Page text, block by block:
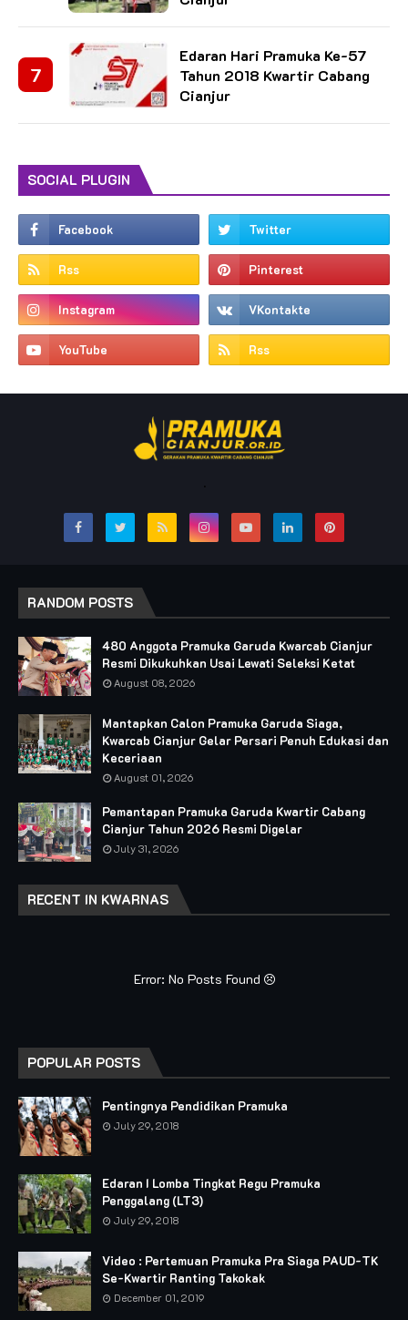
Edaran Hari Pramuka Ke-57
Tahun 2018 Kwartir Cabang
Cianjur
SOCIAL PLUGIN
.
RANDOM POSTS
480 Anggota Pramuka Garuda Kwarcab Cianjur
Resmi Dikukuhkan Usai Lewati Seleksi Ketat
August 08, 2026
Mantapkan Calon Pramuka Garuda Siaga,
Kwarcab Cianjur Gelar Persari Penuh Edukasi dan
Keceriaan
August 01, 2026
Pemantapan Pramuka Garuda Kwartir Cabang
Cianjur Tahun 2026 Resmi Digelar
July 31, 2026
RECENT IN KWARNAS
Error: No Posts Found
POPULAR POSTS
Pentingnya Pendidikan Pramuka
July 29, 2018
Edaran I Lomba Tingkat Regu Pramuka
Penggalang (LT3)
July 29, 2018
Video : Pertemuan Pramuka Pra Siaga PAUD-TK
Se-Kwartir Ranting Takokak
December 01, 2019